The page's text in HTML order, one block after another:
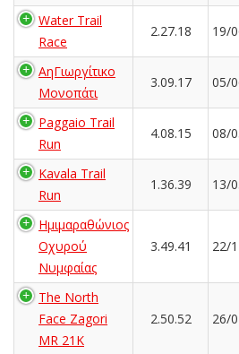
Water Trail
Race
2.27.18 19/
ΑηΓιωργίτικο
Μονοπάτι
3.09.17 05/
Paggaio Trail
Run
4.08.15 08/
Kavala Trail
Run
1.36.39 13/
Ημιμαραθώνιος
Οχυρού
Νυμφαίας
3.49.41 22/
The North
Face Zagori
MR 21K
2.50.52 26/